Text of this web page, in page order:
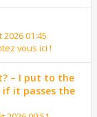
01:45
vous ici !
– I put to the
if it passes the